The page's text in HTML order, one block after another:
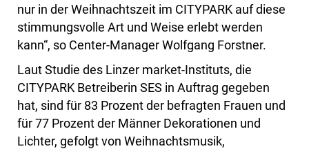
nur in der Weihnachtszeit im CITYPARK auf diese
stimmungsvolle Art und Weise erlebt werden
kann“, so Center-Manager Wolfgang Forstner.
Laut Studie des Linzer market-Instituts, die
CITYPARK Betreiberin SES in Auftrag gegeben
hat, sind für 83 Prozent der befragten Frauen und
für 77 Prozent der Männer Dekorationen und
Lichter, gefolgt von Weihnachtsmusik,